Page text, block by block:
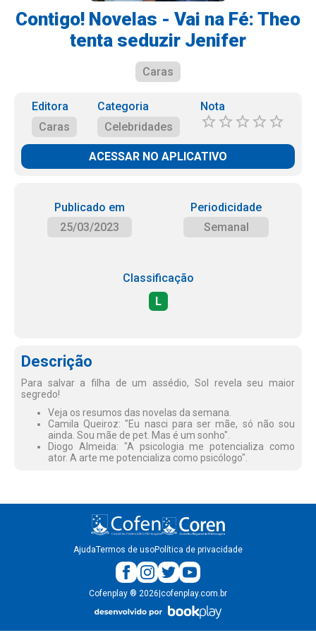
Contigo! Novelas - Vai na Fé: Theo
tenta seduzir Jenifer
Caras
Editora
Caras
Categoria
Celebridades
Nota
ACESSAR NO APLICATIVO
Publicado em
25/03/2023
Periodicidade
Semanal
Classificação
L
Descrição
Para salvar a filha de um assédio, Sol revela seu maior
segredo!
Veja os resumos das novelas da semana.
Camila Queiroz: "Eu nasci para ser mãe, só não sou
ainda. Sou mãe de pet. Mas é um sonho".
Diogo Almeida: "A psicologia me potencializa como
ator. A arte me potencializa como psicólogo".
AjudaTermos de usoPolítica de privacidade
Cofenplay ® 2026 cofenplay.com.br